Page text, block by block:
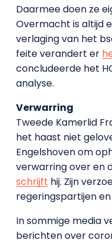
Daarmee doen ze
Overmacht is altijd
verlaging van het
feite verandert er
concludeerde het
analyse.
Verwarring
Tweede Kamerlid
het haast niet
Engelshoven om
verwarring over en
schrijft hij. Zijn
regeringspartijen
In sommige media
berichten over